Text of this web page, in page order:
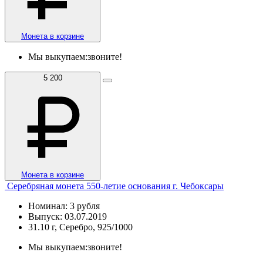
Монета в корзине
Мы выкупаем:звоните!
5 200
Монета в корзине
Серебряная монета 550-летие основания г. Чебоксары
Номинал: 3 рубля
Выпуск: 03.07.2019
31.10 г, Серебро, 925/1000
Мы выкупаем:звоните!